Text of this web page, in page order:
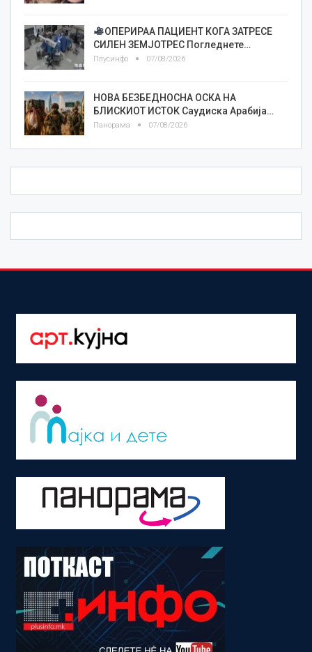
ОПЕРИРАА ПАЦИЕНТ КОГА ЗАТРЕСЕ
СИЛЕН ЗЕМЈОТРЕС Погледнете…
Плусинфо 07/08/2026
НОВА БЕЗБЕДНОСНА ОСКА НА
БЛИСКИОТ ИСТОК Саудиска Арабија…
Панорама 07/08/2026